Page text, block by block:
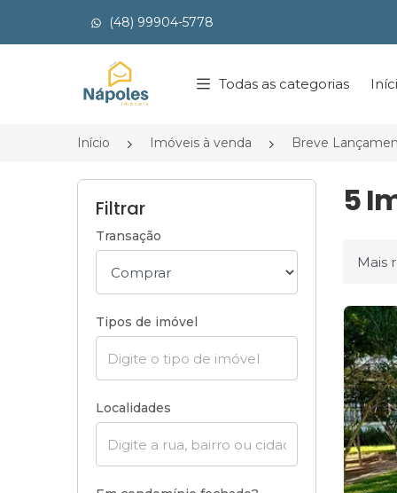
(48) 99904-5778
Página inicial
Todas as categorias
Início Imóveis à venda Breve
Filtrar
Transação
Tipos de imóvel
Localidades
5